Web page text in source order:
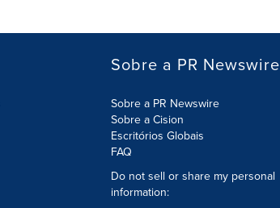
Sobre a PR Newswire
Sobre a PR Newswire
Sobre a Cision
Escritórios Globais
FAQ
Do not sell or share my personal
information: